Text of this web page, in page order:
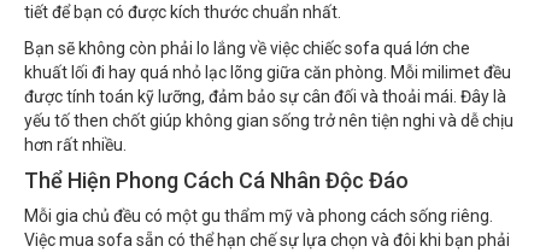
tiết để bạn có được kích thước chuẩn nhất.
Bạn sẽ không còn phải lo lắng về việc chiếc sofa quá lớn che
khuất lối đi hay quá nhỏ lạc lõng giữa căn phòng. Mỗi milimet đều
được tính toán kỹ lưỡng, đảm bảo sự cân đối và thoải mái. Đây là
yếu tố then chốt giúp không gian sống trở nên tiện nghi và dễ chịu
hơn rất nhiều.
Thể Hiện Phong Cách Cá Nhân Độc Đáo
Mỗi gia chủ đều có một gu thẩm mỹ và phong cách sống riêng.
Việc mua sofa sẵn có thể hạn chế sự lựa chọn và đôi khi bạn phải